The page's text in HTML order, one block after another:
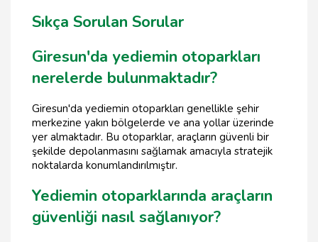
Sıkça Sorulan Sorular
Giresun'da yediemin otoparkları
nerelerde bulunmaktadır?
Giresun'da yediemin otoparkları genellikle şehir
merkezine yakın bölgelerde ve ana yollar üzerinde
yer almaktadır. Bu otoparklar, araçların güvenli bir
şekilde depolanmasını sağlamak amacıyla stratejik
noktalarda konumlandırılmıştır.
Yediemin otoparklarında araçların
güvenliği nasıl sağlanıyor?